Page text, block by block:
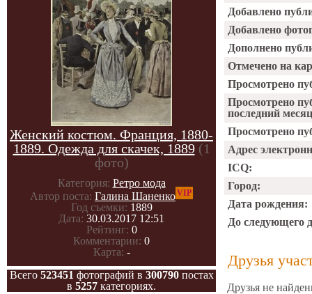
Женский костюм. Франция, 1880-
1889. Одежда для скачек, 1889 (1
фото)
Категория: Ретро мода
Автор поста: Галина ШаненкоVIP
Год съемки: 1889
Дата: 30.03.2017 12:51
Рейтинг: 0
Комментарии: 0
Карта: -
Всего 523451 фотографий в 300790постах
в 5257 категориях.
Добавлено
Добавлено
Дополнено
Отмечено на
Просмотрено
Просмотрено
последний
Просмотрено
Адрес
ICQ:
Город:
Дата рождения:
До следующего
Друзья
Друзья не